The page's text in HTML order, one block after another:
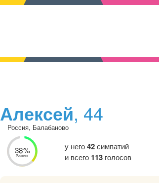
Алексей, 44
Россия, Балабаново
38%
Рейтинг
у него42симпатий
и всего 113голосов